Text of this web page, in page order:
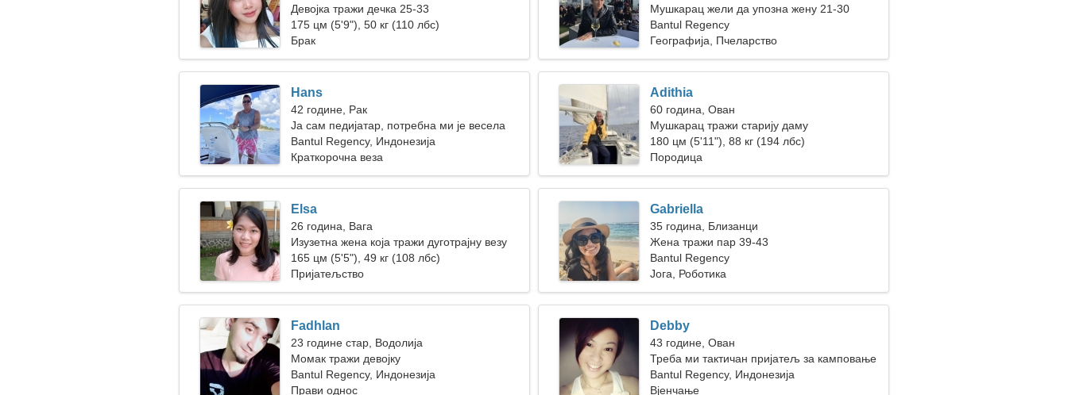
Девојка тражи дечка 25-33
175 цм (5'9"), 50 кг (110 лбс)
Брак
Мушкарац жели да упозна жену 21-30
Bantul Regency
Географија, Пчеларство
Hans
42 године, Рак
Ја сам педијатар, потребна ми је весела
жена
Bantul Regency, Индонезија
Краткорочна веза
Adithia
60 година, Ован
Мушкарац тражи старију даму
180 цм (5'11"), 88 кг (194 лбс)
Породица
Elsa
26 година, Вага
Изузетна жена која тражи дуготрајну везу
165 цм (5'5"), 49 кг (108 лбс)
Пријатељство
Gabriella
35 година, Близанци
Жена тражи пар 39-43
Bantul Regency
Јога, Роботика
Fadhlan
23 године стар, Водолија
Момак тражи девојку
Bantul Regency, Индонезија
Прави однос
Debby
43 године, Ован
Треба ми тактичан пријатељ за камповање
Bantul Regency, Индонезија
Вјенчање